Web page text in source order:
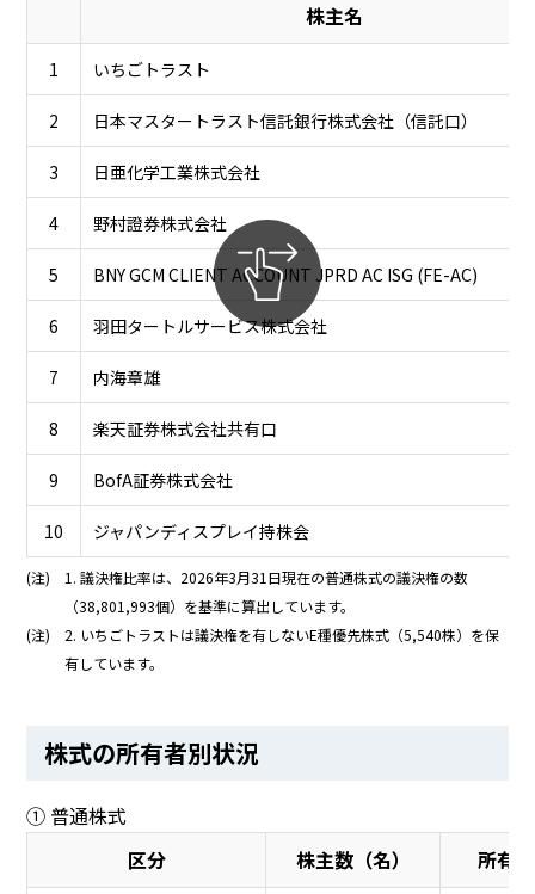
株主名
1 いちごトラスト
2 日本マスタートラスト信託銀行株式会社（信託口）
3 日亜化学工業株式会社
4 野村證券株式会社
5 BNY GCM CLIENT ACCOUNT JPRD AC ISG (FE-AC)
6 羽田タートルサービス株式会社
7 内海章雄
8 楽天証券株式会社共有口
9 BofA証券株式会社
10 ジャパンディスプレイ持株会
(注)
1. 議決権比率は、2026年3月31日現在の普通株式の議決権の数
（38,801,993個）を基準に算出しています。
(注)
2. いちごトラストは議決権を有しないE種優先株式（5,540株）を保
有しています。
株式の所有者別状況
① 普通株式
区分
株主数（名） 所有